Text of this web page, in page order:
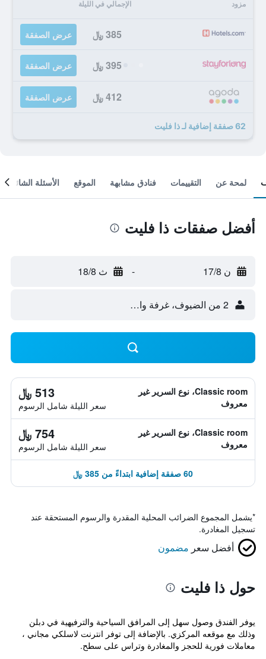
مزود الإجمالي في الليلة
385 ﷼ عرض الصفقة
395 ﷼ عرض الصفقة
412 ﷼ عرض الصفقة
62 صفقة إضافية لـ ذا فليت
لمحة عن التقييمات فنادق مشابهة الموقع الأسئلة الشائعة
أفضل صفقات ذا فليت
ن 17/8 - ث 18/8
2 من الضيوف، غرفة واحدة
Classic room، نوع السرير غير
معروف
513 ﷼
سعر الليلة شامل الرسوم
Classic room، نوع السرير غير
معروف
754 ﷼
سعر الليلة شامل الرسوم
60 صفقة إضافية ابتداءً من 385 ﷼
*يشمل المجموع الضرائب المحلية المقدرة والرسوم المستحقة عند
تسجيل المغادرة.
أفضل سعر مضمون
حول ذا فليت
يوفر الفندق وصول سهل إلى المرافق السياحية والترفيهية في دبلن
وذلك مع موقعه المركزي. بالإضافة إلى توفر انترنت لاسلكي مجاني ،
معاملات فورية للحجز والمغادرة وتراس على سطح.